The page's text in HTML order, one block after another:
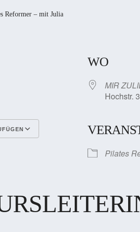
Reformer – mit Julia
WO
MIR
Hochstr.
Pilates